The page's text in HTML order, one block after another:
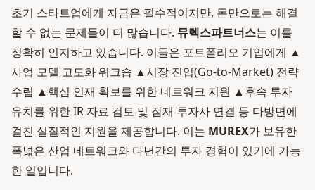
초기 스타트업에게 자금은 필수적이지만, 돈만으로는 해결
할 수 없는 문제들이 더 많습니다. 뮤렉스파트너스는 이를
정확히 인지하고 있습니다. 이들은 포트폴리오 기업에게 ▲
사업 모델 고도화 워크숍 ▲시장 진입(Go-to-Market) 전략
수립 ▲핵심 인재 확보를 위한 네트워크 지원 ▲후속 투자
유치를 위한 IR 자료 검토 및 잠재 투자사 연결 등 다방면에
걸친 실질적인 지원을 제공합니다. 이는 MUREX가 보유한
폭넓은 산업 네트워크와 다년간의 투자 경험이 있기에 가능
한 일입니다.